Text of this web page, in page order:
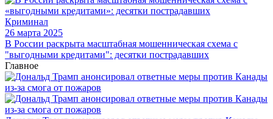
Криминал
26 марта 2025
В России раскрыта масштабная мошенническая схема с
"выгодными кредитами": десятки пострадавших
Главное